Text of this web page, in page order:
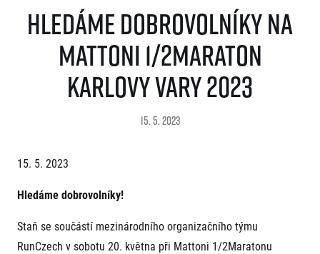
RunCzech Store
Running Mall
Běžecké série
Jak to funguje
SuperHalfs FAQ
Seznam závodů
EuroHeroes Challenge 2026
O Napoli Running
RunCzech Halfs
Hledáme dobrovolníky na
Mattoni 1/2Maraton
Karlovy Vary 2023
15. 5. 2023
15. 5. 2023
Hledáme dobrovolníky!
Staň se součástí mezinárodního organizačního týmu
RunCzech v sobotu 20. května při Mattoni 1/2Maratonu